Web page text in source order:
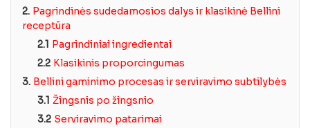
2. Pagrindinės sudedamosios dalys ir klasikinė Bellini
receptūra
2.1 Pagrindiniai ingredientai
2.2 Klasikinis proporcingumas
3. Bellini gaminimo procesas ir serviravimo subtilybės
3.1 Žingsnis po žingsnio
3.2 Serviravimo patarimai